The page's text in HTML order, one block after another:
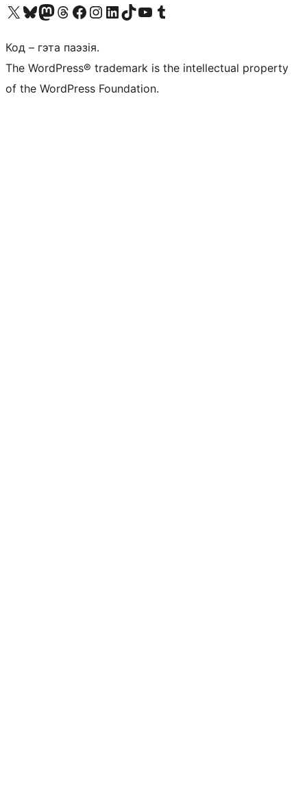
Наведайце наш акаўнт у X (былы Twitter)
Visit our Bluesky account
Visit our Mastodon account
Visit our Threads account
Наведаеце нашу старонку на Facebook
Наведайце наш Instagram
Наведайце нашу старонку ў LinkedIn
Visit our TikTok account
Наведайце наш YouTube каналVisit our Tumblr account
Код – гэта паэзія.
The WordPress® trademark is the intellectual property
of the WordPress Foundation.